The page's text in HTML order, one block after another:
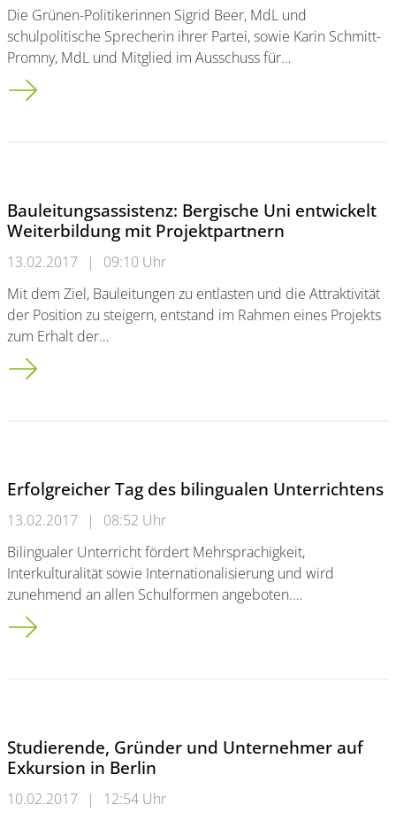
Die Grünen-Politikerinnen Sigrid Beer, MdL und
schulpolitische Sprecherin ihrer Partei, sowie Karin Schmitt-
Promny, MdL und Mitglied im Ausschuss für…
NRW-Grünen-Politikerinnen zu Gast
Bauleitungsassistenz: Bergische Uni entwickelt
Weiterbildung mit Projektpartnern
13.02.2017 |
09:10 Uhr
Mit dem Ziel, Bauleitungen zu entlasten und die Attraktivität
der Position zu steigern, entstand im Rahmen eines Projekts
zum Erhalt der…
Bauleitungsassistenz: Bergische Uni entwickelt
Erfolgreicher Tag des bilingualen Unterrichtens
13.02.2017 |
08:52 Uhr
Bilingualer Unterricht fördert Mehrsprachigkeit,
Interkulturalität sowie Internationalisierung und wird
zunehmend an allen Schulformen angeboten.…
Erfolgreicher Tag des bilingualen Unterrichtens
Studierende, Gründer und Unternehmer auf
Exkursion in Berlin
10.02.2017 |
12:54 Uhr